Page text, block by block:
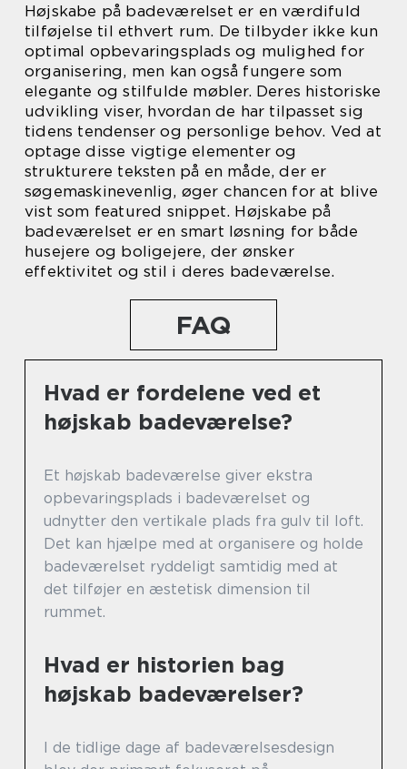
Højskabe på badeværelset er en værdifuld
tilføjelse til ethvert rum. De tilbyder ikke kun
optimal opbevaringsplads og mulighed for
organisering, men kan også fungere som
elegante og stilfulde møbler. Deres historiske
udvikling viser, hvordan de har tilpasset sig
tidens tendenser og personlige behov. Ved at
optage disse vigtige elementer og
strukturere teksten på en måde, der er
søgemaskinevenlig, øger chancen for at blive
vist som featured snippet. Højskabe på
badeværelset er en smart løsning for både
husejere og boligejere, der ønsker
effektivitet og stil i deres badeværelse.
FAQ
Hvad er fordelene ved et
højskab badeværelse?
Et højskab badeværelse giver ekstra
opbevaringsplads i badeværelset og
udnytter den vertikale plads fra gulv til loft.
Det kan hjælpe med at organisere og holde
badeværelset ryddeligt samtidig med at
det tilføjer en æstetisk dimension til
rummet.
Hvad er historien bag
højskab badeværelser?
I de tidlige dage af badeværelsesdesign